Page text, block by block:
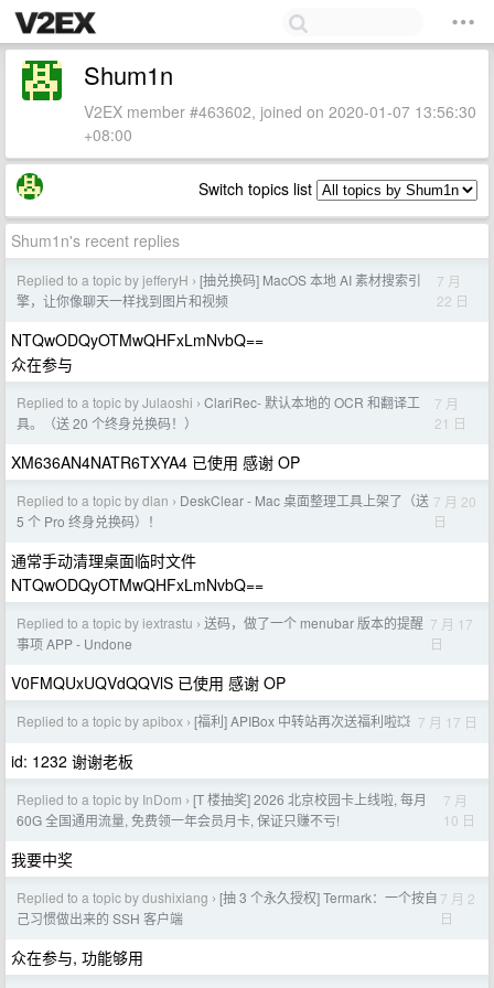
Shum1n
V2EX member #463602, joined on 2020-01-07 13:56:30
+08:00
Switch topics list
Shum1n's recent replies
Replied to a topic by jefferyH › [抽兑换码] MacOS 本地 AI 素材搜索引
擎，让你像聊天一样找到图片和视频
7 月
22 日
NTQwODQyOTMwQHFxLmNvbQ==
众在参与
Replied to a topic by Julaoshi › ClariRec- 默认本地的 OCR 和翻译工
具。（送 20 个终身兑换码！）
7 月
21 日
XM636AN4NATR6TXYA4 已使用 感谢 OP
Replied to a topic by dlan › DeskClear - Mac 桌面整理工具上架了（送
5 个 Pro 终身兑换码）！
7 月 20
日
通常手动清理桌面临时文件
NTQwODQyOTMwQHFxLmNvbQ==
Replied to a topic by iextrastu › 送码，做了一个 menubar 版本的提醒
事项 APP - Undone
7 月 17
日
V0FMQUxUQVdQQVlS 已使用 感谢 OP
Replied to a topic by apibox › [福利] APIBox 中转站再次送福利啦💥 7 月 17 日
id: 1232 谢谢老板
Replied to a topic by InDom › [T 楼抽奖] 2026 北京校园卡上线啦, 每月
60G 全国通用流量, 免费领一年会员月卡, 保证只赚不亏!
7 月
10 日
我要中奖
Replied to a topic by dushixiang › [抽 3 个永久授权] Termark：一个按自
己习惯做出来的 SSH 客户端
7 月 2
日
众在参与, 功能够用